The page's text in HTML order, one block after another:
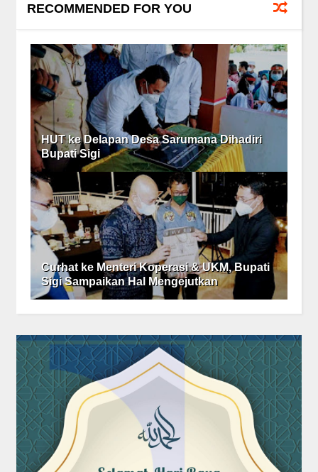
RECOMMENDED FOR YOU
HUT ke Delapan Desa Sarumana Dihadiri
Bupati Sigi
Curhat ke Menteri Koperasi & UKM, Bupati
Sigi Sampaikan Hal Mengejutkan